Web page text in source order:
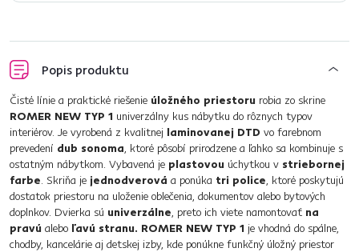
Popis produktu
Čisté línie a praktické riešenie úložného priestoru robia zo skrine
ROMER NEW TYP 1 univerzálny kus nábytku do rôznych typov
interiérov. Je vyrobená z kvalitnej laminovanej DTD vo farebnom
prevedení dub sonoma, ktoré pôsobí prirodzene a ľahko sa kombinuje s
ostatným nábytkom. Vybavená je plastovou úchytkou v striebornej
farbe. Skriňa je jednodverová a ponúka tri police, ktoré poskytujú
dostatok priestoru na uloženie oblečenia, dokumentov alebo bytových
doplnkov. Dvierka sú univerzálne, preto ich viete namontovať na
pravú alebo ľavú stranu. ROMER NEW TYP 1 je vhodná do spálne,
chodby, kancelárie aj detskej izby, kde ponúkne funkčný úložný priestor